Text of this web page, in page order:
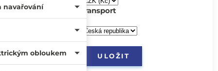
transport
navařování
obloukem